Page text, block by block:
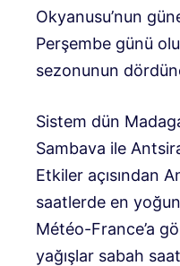
Okyanusu’nun
Perşembe günü
sezonunun
Sistem dün
Sambava ile
Etkiler açısından
saatlerde en
Météo-France’a
yağışlar sabah